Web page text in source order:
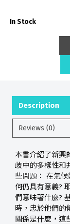
In Stock
Description
Reviews (0)
本書介紹了新興
歧中的多樣性和
些問題： 在氣
何仍具有意義?
們意味著什麼?
時，忠於他們的
關係是什麼，這